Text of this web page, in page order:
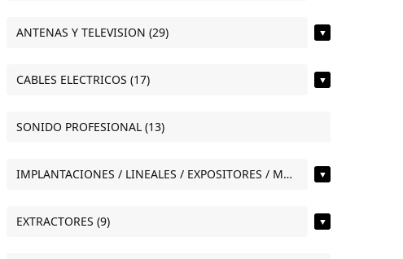
ANTENAS Y TELEVISION (29) ▼
CABLES ELECTRICOS (17) ▼
SONIDO PROFESIONAL (13)
IMPLANTACIONES / LINEALES / EXPOSITORES / MOSTRADORES (11) ▼
EXTRACTORES (9) ▼